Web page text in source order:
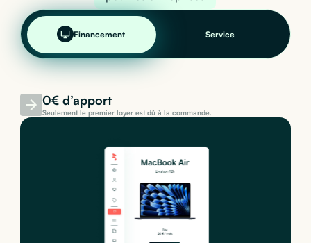
Financement Service
0€ d’apport
Seulement le premier loyer est dû à la commande.